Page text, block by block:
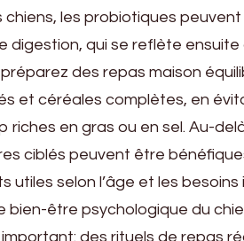
les probiotiques
qui se reflète ensuite
des repas maison
et céréales complètes, en
en gras ou en sel. Au-
ciblés peuvent être
selon l’âge et les besoins
être psychologique du
des rituels de repas